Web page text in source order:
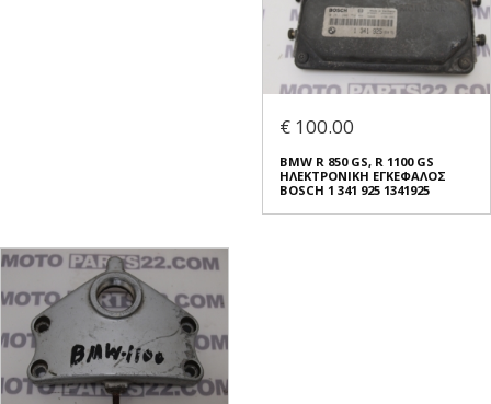
€ 100.00
BMW R 850 GS, R 1100 GS
ΗΛΕΚΤΡΟΝΙΚΗ ΕΓΚΕΦΑΛΟΣ
BOSCH 1 341 925 1341925